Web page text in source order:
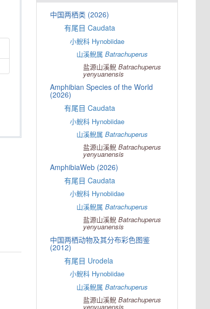
中国两栖类 (2026)
有尾目 Caudata
小鲵科 Hynobiidae
山溪鲵属Batrachuperus
盐源山溪鲵Batrachuperus
yenyuanensis
Amphibian Species of the World
(2026)
有尾目 Caudata
小鲵科 Hynobiidae
山溪鲵属Batrachuperus
盐源山溪鲵Batrachuperus
yenyuanensis
AmphibiaWeb (2026)
有尾目 Caudata
小鲵科 Hynobiidae
山溪鲵属Batrachuperus
盐源山溪鲵Batrachuperus
yenyuanensis
中国两栖动物及其分布彩色图鉴
(2012)
有尾目 Urodela
小鲵科 Hynobiidae
山溪鲵属Batrachuperus
盐源山溪鲵Batrachuperus
yenyuanensis